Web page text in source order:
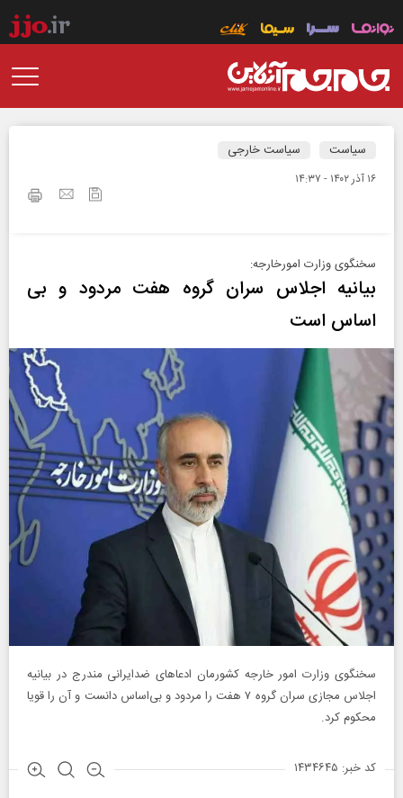
سیاست سیاست خارجی
۱۶ آذر ۱۴۰۲ - ۱۴:۳۷
سخنگوی وزارت امورخارجه:
بیانیه اجلاس سران گروه هفت مردود و بی
اساس است
سخنگوی وزارت امور خارجه کشورمان ادعاهای ضدایرانی مندرج در بیانیه
اجلاس مجازی سران گروه ۷ هفت را مردود و بی‌اساس دانست و آن را قویا
محکوم کرد.
کد خبر: ۱۴۳۴۶۴۵